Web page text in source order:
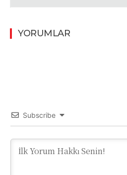
YORUMLAR
Subscribe